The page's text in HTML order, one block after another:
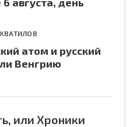
атом и русский
Венгрию
или Хроники